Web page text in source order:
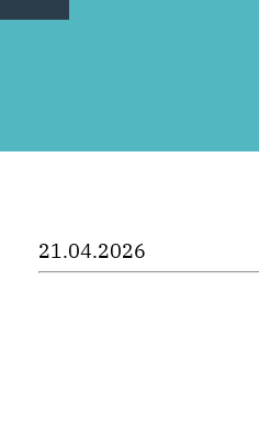
21.04.2026